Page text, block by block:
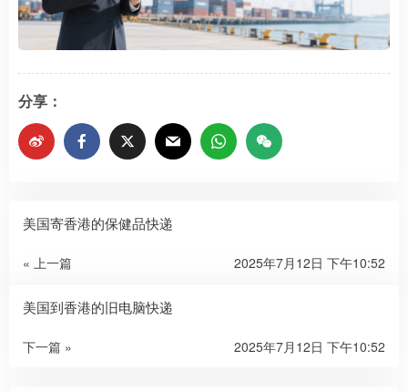
分享：
美国寄香港的保健品快递
« 上一篇 2025年7月12日 下午10:52
美国到香港的旧电脑快递
下一篇 » 2025年7月12日 下午10:52